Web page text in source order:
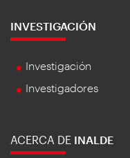
INVESTIGACIÓN
Investigación
Investigadores
ACERCA DE INALDE